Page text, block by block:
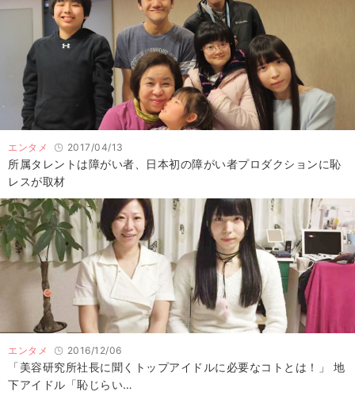
エンタメ 2017/04/13
所属タレントは障がい者、日本初の障がい者プロダクションに恥
レスが取材
エンタメ 2016/12/06
「美容研究所社長に聞くトップアイドルに必要なコトとは！」 地
下アイドル「恥じらい…